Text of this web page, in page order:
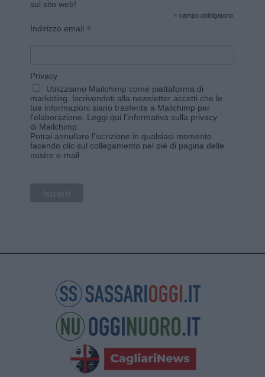
sul sito web!
* campo obbligatorio
Indirizzo email *
Privacy
Utilizziamo Mailchimp come piattaforma di
marketing. Iscrivendoti alla newsletter accetti che le
tue informazioni siano trasferite a Mailchimp per
l'elaborazione. Leggi qui l'informativa sulla privacy
di Mailchimp
Potrai annullare l'iscrizione in qualsiasi momento
facendo clic sul collegamento nel piè di pagina delle
nostre e-mail.